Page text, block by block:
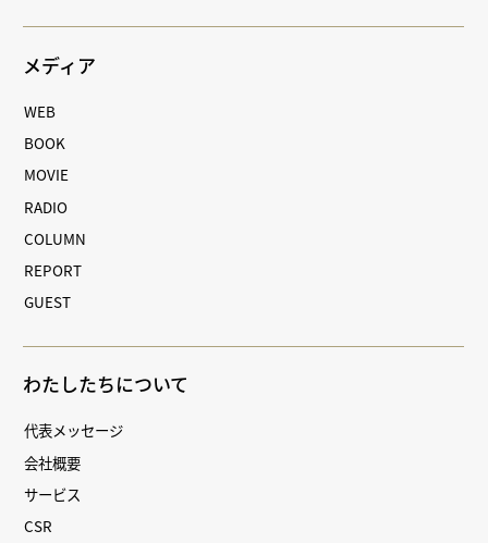
メディア
WEB
BOOK
MOVIE
RADIO
COLUMN
REPORT
GUEST
わたしたちについて
代表メッセージ
会社概要
サービス
CSR